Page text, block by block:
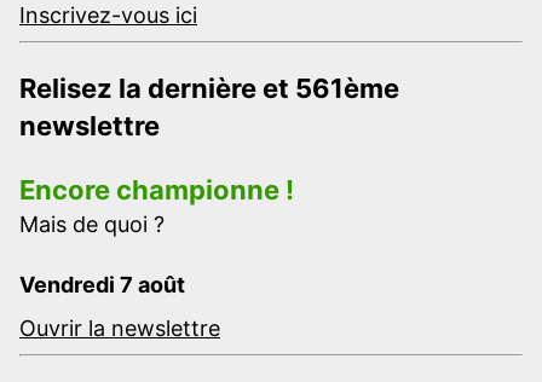
Inscrivez-vous ici
Relisez la dernière et 561ème
newslettre
Encore championne !
Mais de quoi ?
Vendredi 7 août
Ouvrir la newslettre